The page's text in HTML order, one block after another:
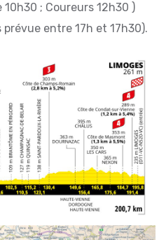
; Coureurs 12h30 )
entre 17h et 17h30).